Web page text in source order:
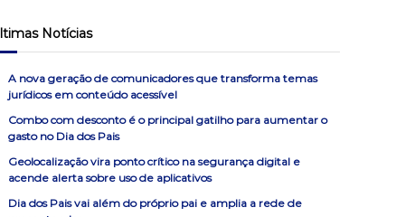
s
r
Notícias
A nova geração de comunicadores que transforma temas
jurídicos em conteúdo acessível
Combo com desconto é o principal gatilho para aumentar o
gasto no Dia dos Pais
Geolocalização vira ponto crítico na segurança digital e
acende alerta sobre uso de aplicativos
Dia dos Pais vai além do próprio pai e amplia a rede de